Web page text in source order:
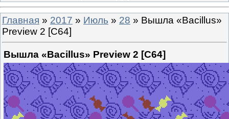
Главная » 2017 » Июль » 28 » Вышла «Bacillus»
Preview 2 [C64]
Вышла «Bacillus» Preview 2 [C64]